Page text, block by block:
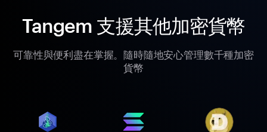
Tangem 支援其他加密貨幣
可靠性與便利盡在掌握。隨時隨地安心管理數千種加密
貨幣